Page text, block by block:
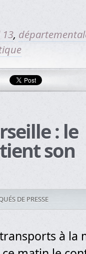
13,
: le
son
DE PRESSE
à la